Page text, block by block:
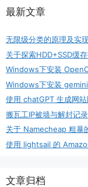
最新文章
无限级分类的原理及实
关于探索HDD+SSD缓
Windows下安装
Windows下安装
使用 chatGPT 生成网
搬瓦工IP被墙与解封记录
关于 Namecheap 粗暴
使用 lightsail 的
文章归档